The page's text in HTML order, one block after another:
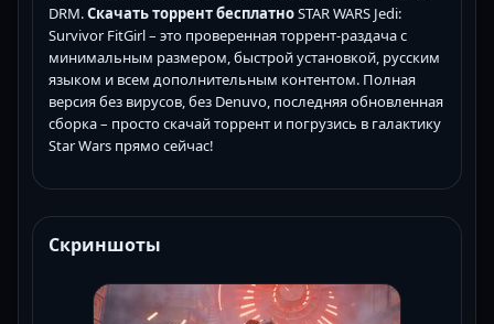
DRM.Скачать торрент бесплатноSTAR WARS Jedi:
Survivor FitGirl – это проверенная торрент-раздача с
минимальным размером, быстрой установкой, русским
языком и всем дополнительным контентом. Полная
версия без вирусов, без Denuvo, последняя обновленная
сборка – просто скачай торрент и погрузись в галактику
Star Wars прямо сейчас!
Скриншоты